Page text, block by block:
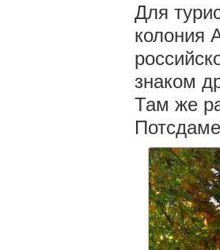
Для
колония
знаком
Там же